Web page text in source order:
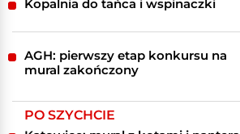
Kopalnia do tańca i wspinaczki
AGH: pierwszy etap konkursu na
mural zakończony
PO SZYCHCIE